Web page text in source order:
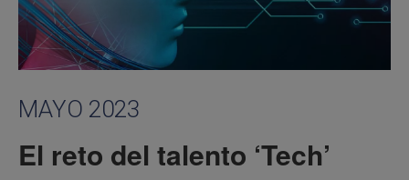
MAYO 2023
El reto del talento ‘Tech’